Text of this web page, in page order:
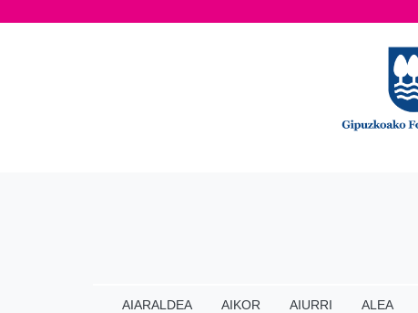
AIARALDEA AIKOR AIURRI ALEA